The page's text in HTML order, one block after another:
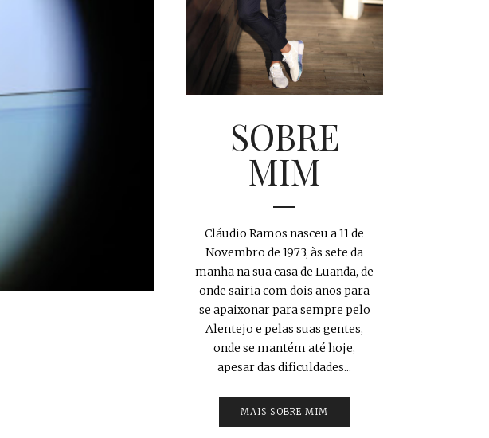
SOBRE
MIM
Cláudio Ramos nasceu a 11 de
Novembro de 1973, às sete da
manhã na sua casa de Luanda, de
onde sairia com dois anos para
se apaixonar para sempre pelo
Alentejo e pelas suas gentes,
onde se mantém até hoje,
apesar das dificuldades...
MAIS SOBRE MIM